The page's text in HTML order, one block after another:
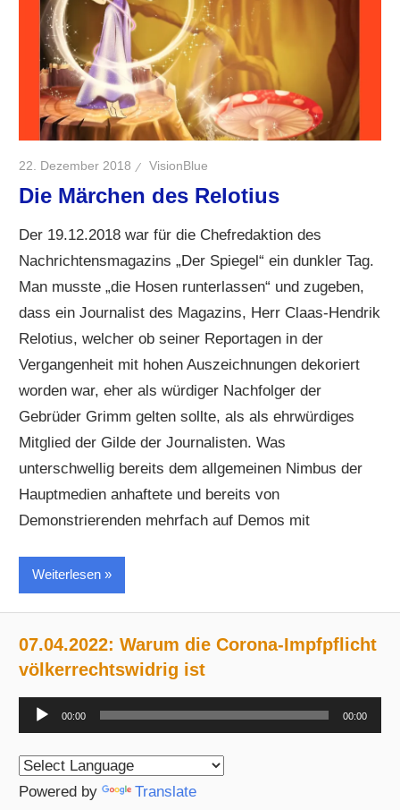
22. Dezember 2018 VisionBlue
Die Märchen des Relotius
Der 19.12.2018 war für die Chefredaktion des
Nachrichtensmagazins „Der Spiegel“ ein dunkler Tag.
Man musste „die Hosen runterlassen“ und zugeben,
dass ein Journalist des Magazins, Herr Claas-Hendrik
Relotius, welcher ob seiner Reportagen in der
Vergangenheit mit hohen Auszeichnungen dekoriert
worden war, eher als würdiger Nachfolger der
Gebrüder Grimm gelten sollte, als als ehrwürdiges
Mitglied der Gilde der Journalisten. Was
unterschwellig bereits dem allgemeinen Nimbus der
Hauptmedien anhaftete und bereits von
Demonstrierenden mehrfach auf Demos mit
Weiterlesen
07.04.2022: Warum die Corona-Impfpflicht
völkerrechtswidrig ist
Audio-
Player
00:00 00:00
Powered by Translate